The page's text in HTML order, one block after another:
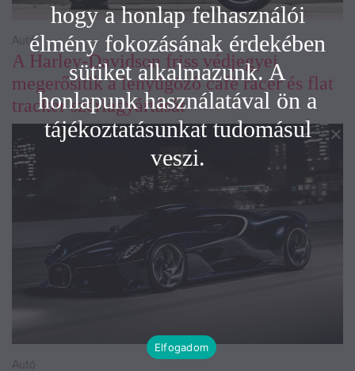
A Harley-Davidson friss védjegyei
megerősítik a lenyűgöző café racer és flat
tracker szériagyártását
Autó
Autó
hogy a honlap felhasználói
élmény fokozásának érdekében
sütiket alkalmazunk. A
honlapunk használatával ön a
tájékoztatásunkat tudomásul
veszi.
Elfogadom